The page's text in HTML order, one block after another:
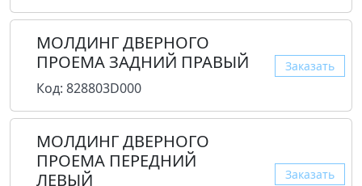
МОЛДИНГ ДВЕРНОГО
ПРОЕМА ЗАДНИЙ ПРАВЫЙ
Код: 828803D000
Заказать
МОЛДИНГ ДВЕРНОГО
ПРОЕМА ПЕРЕДНИЙ
ЛЕВЫЙ
Заказать